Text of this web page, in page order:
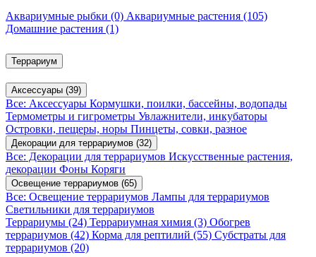
Аквариумные рыбки (0) Аквариумные растения (105)
Домашние растения (1)
Террариум
Аксессуары (39)
Все: Аксессуары Кормушки, поилки, бассейны, водопады
Термометры и гигрометры Увлажнители, инкубаторы
Островки, пещеры, норы Пинцеты, совки, разное
Декорации для террариумов (32)
Все: Декорации для террариумов Искусственные растения,
декорации Фоны Коряги
Освещение террариумов (65)
Все: Освещение террариумов Лампы для террариумов
Светильники для террариумов
Террариумы (24) Террариумная химия (3) Обогрев
террариумов (42) Корма для рептилий (55) Субстраты для
террариумов (20)